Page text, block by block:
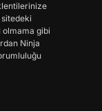
gibi
Ninja